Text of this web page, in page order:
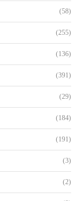
(58)
(255)
(136)
(391)
(29)
(184)
(191)
(3)
(2)